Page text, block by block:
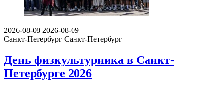
2026-08-08 2026-08-09
Санкт-Петербург Санкт-Петербург
День физкультурника в Санкт-
Петербурге 2026